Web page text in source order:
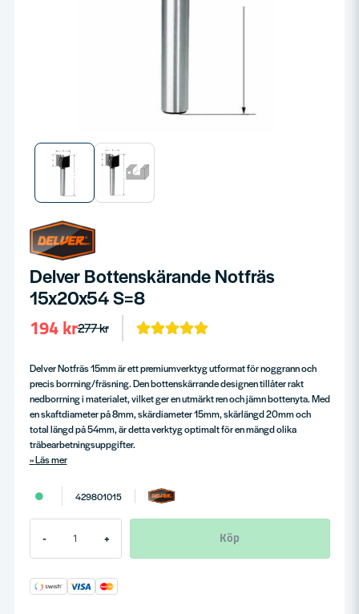
Delver Bottenskärande Notfräs
15x20x54 S=8
277 kr
194 kr
Delver Notfräs 15mm är ett premiumverktyg utformat för noggrann och
precis borrning/fräsning. Den bottenskärrande designen tillåter rakt
nedborrning i materialet, vilket ger en utmärkt ren och jämn bottenyta. Med
en skaftdiameter på 8mm, skärdiameter 15mm, skärlängd 20mm och
total längd på 54mm, är detta verktyg optimalt för en mängd olika
träbearbetningsuppgifter.
Läs mer
429801015
- + Köp